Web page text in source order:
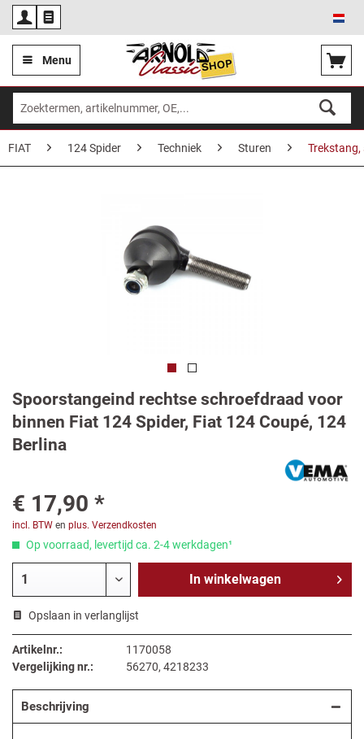
Menu
FIAT 124 Spider Techniek Sturen
Spoorstangeind rechtse schroefdraad voor
binnen Fiat 124 Spider, Fiat 124 Coupé, 124
Berlina
€ 17,90 *
incl. BTW en plus. Verzendkosten
Op voorraad, levertijd ca. 2-4 werkdagen¹
In winkelwagen
Opslaan in verlanglijst
Artikelnr.:
1170058
Vergelijking nr.:
56270, 4218233
Beschrijving